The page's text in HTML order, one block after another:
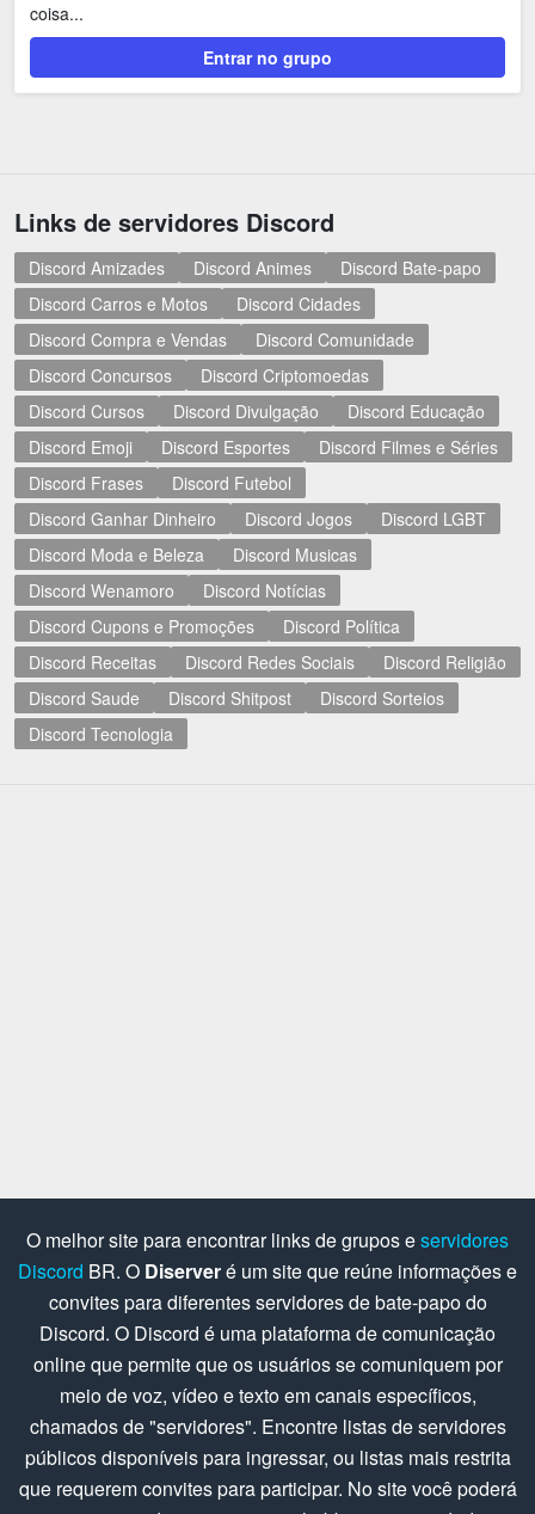
coisa...
Entrar no grupo
Links de servidores Discord
Discord Amizades Discord Animes
Discord Bate-papo
Discord Carros e Motos
Discord Cidades
Discord Compra e Vendas
Discord Comunidade
Discord Concursos
Discord Criptomoedas
Discord Cursos
Discord Divulgação
Discord Educação
Discord Emoji
Discord Esportes
Discord Filmes e Séries
Discord Frases
Discord Futebol
Discord Ganhar Dinheiro
Discord Jogos
Discord LGBT
Discord Moda e Beleza
Discord Musicas
Discord Wenamoro
Discord Notícias
Discord Cupons e Promoções
Discord Política
Discord Receitas
Discord Redes Sociais
Discord Religião
Discord Saude
Discord Shitpost
Discord Sorteios
Discord Tecnologia
O melhor site para encontrar links de grupos eservidores
Discord BR. O Diserveré um site que reúne informações e
convites para diferentes servidores de bate-papo do
Discord. O Discord é uma plataforma de comunicação
online que permite que os usuários se comuniquem por
meio de voz, vídeo e texto em canais específicos,
chamados de "servidores". Encontre listas de servidores
públicos disponíveis para ingressar, ou listas mais restrita
que requerem convites para participar. No site você poderá